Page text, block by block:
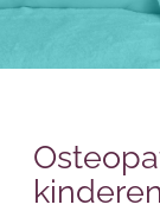
kinderen